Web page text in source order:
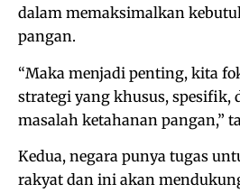
dalam memaksimalkan
pangan.
“Maka menjadi penting, kita
strategi yang khusus, spesifik,
masalah ketahanan pangan,”
Kedua, negara punya tugas
rakyat dan ini akan